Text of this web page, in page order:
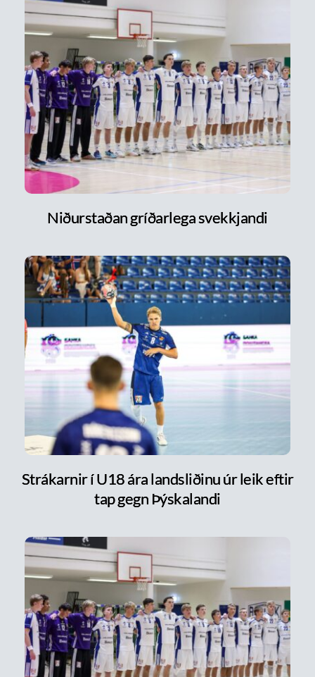
Niðurstaðan gríðarlega svekkjandi
Strákarnir í U18 ára landsliðinu úr leik eftir
tap gegn Þýskalandi